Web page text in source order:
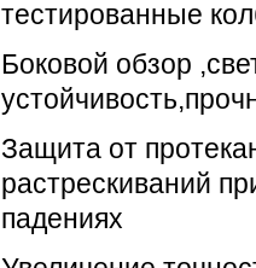
тестированные
Боковой обзор
Защита от
растрескиваний
падениях